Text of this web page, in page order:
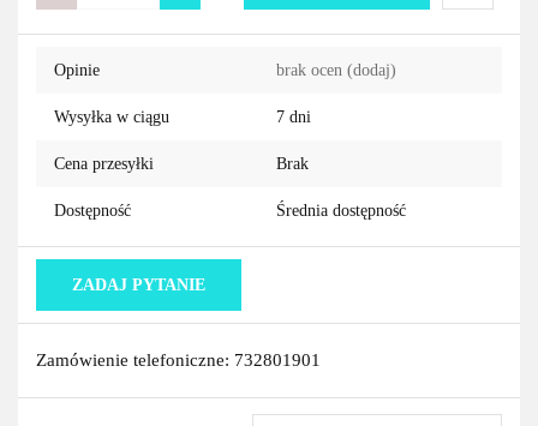
Do
Opinie brak ocen (dodaj)
Wysyłka w ciągu 7 dni
Cena przesyłki Brak
Dostępność Średnia dostępność
ZADAJ PYTANIE
Zamówienie telefoniczne: 732801901